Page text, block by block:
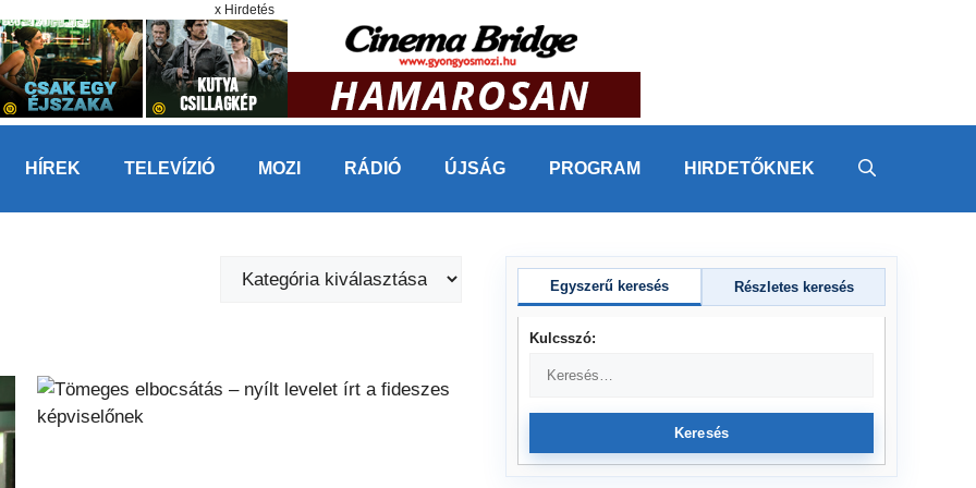
x Hirdetés
HÍREK TELEVÍZIÓ MOZI RÁDIÓ ÚJSÁG PROGRAM HIRDETŐKNEK
Kategóriák
Egyszerű keresés Részletes keresés
Kulcsszó:
Keresés